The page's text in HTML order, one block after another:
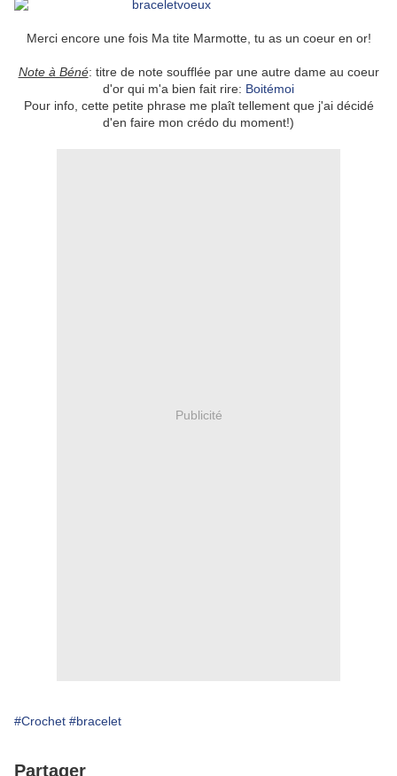
Merci encore une fois Ma tite Marmotte, tu as un coeur en or!
Note à Béné: titre de note soufflée par une autre dame au coeur
d'or qui m'a bien fait rire: Boitémoi
Pour info, cette petite phrase me plaît tellement que j'ai décidé
d'en faire mon crédo du moment!)
Publicité
#Crochet #bracelet
Partager